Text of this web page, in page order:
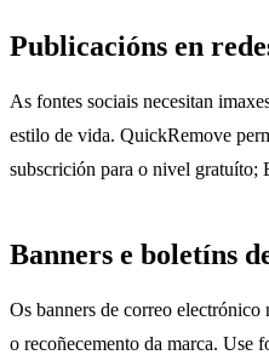
Publicacións en
As fontes sociais necesitan
estilo de vida. QuickRemove
subscrición para o nivel gratuíto;
Banners e boletíns
Os banners de correo
o recoñecemento da marca. Use